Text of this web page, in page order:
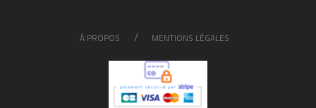
À PROPOS MENTIONS LÉGALES